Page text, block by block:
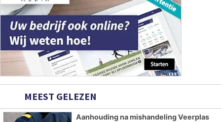
MEEST GELEZEN
Aanhouding na mishandeling Veerplas